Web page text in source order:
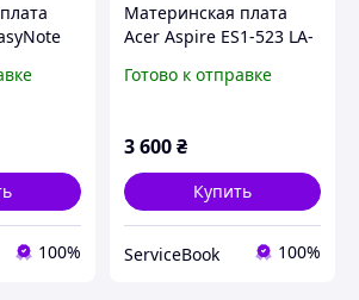
100%
Материнская плата
Acer Aspire ES1-523 LA-
Готово к отправке
3 600₴
Купить
ServiceBook 100%